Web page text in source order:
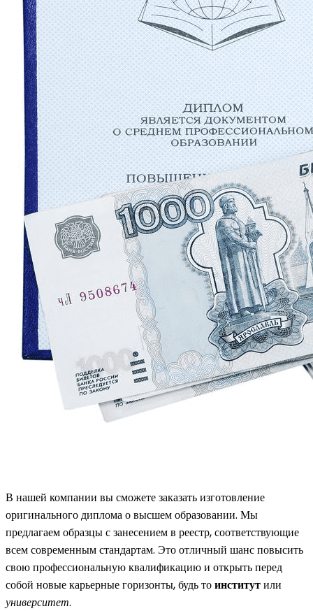
В нашей компании вы сможете заказать изготовление
оригинального диплома о высшем образовании. Мы
предлагаем образцы с занесением в реестр, соответствующие
всем современным стандартам. Это отличный шанс повысить
свою профессиональную квалификацию и открыть перед
собой новые карьерные горизонты, будь тоинститутили
университет.